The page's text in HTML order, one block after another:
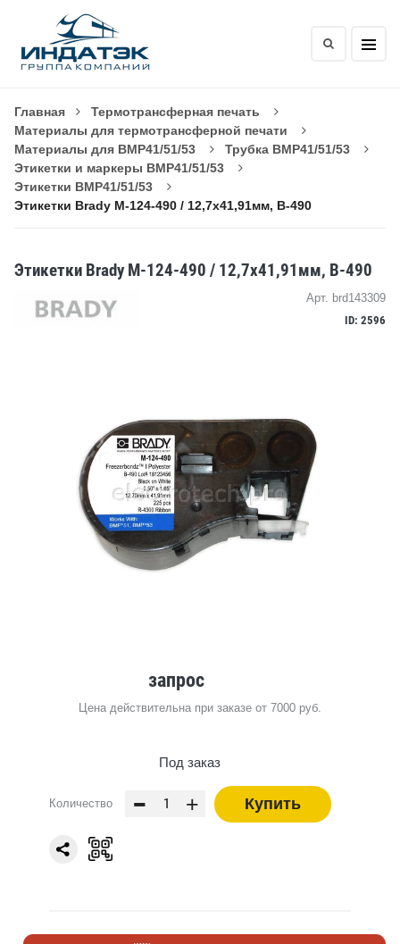
Главная
Термотрансферная печать
Материалы для термотрансферной печати
Материалы для BMP41/51/53
Трубка BMP41/51/53
Этикетки и маркеры BMP41/51/53
Этикетки BMP41/51/53
Этикетки Brady M-124-490 / 12,7x41,91мм, B-490
Этикетки Brady M-124-490 / 12,7x41,91мм, B-490
Арт. brd143309
ID: 2596
запрос
Цена действительна при заказе от 7000 руб.
Под заказ
Количество - + Купить